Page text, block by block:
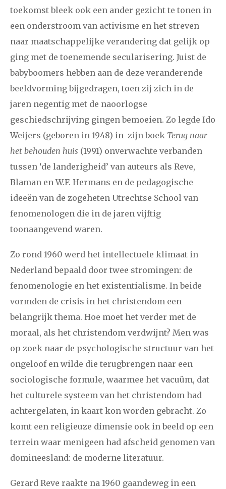
september oktober november december
2008
januari februari april mei juni juli
augustus september oktober november
2007
januari februari maart april mei
augustus september oktober november
december
april mei juni juli augustus september oktober
november december
toekomst bleek ook een ander gezicht te tonen in
een onderstroom van activisme en het streven
naar maatschappelijke verandering dat gelijk op
ging met de toenemende secularisering. Juist de
babyboomers hebben aan de deze veranderende
beeldvorming bijgedragen, toen zij zich in de
jaren negentig met de naoorlogse
geschiedschrijving gingen bemoeien. Zo legde Ido
Weijers (geboren in 1948) in zijn boek Terug naar
het behouden huis (1991) onverwachte verbanden
tussen ‘de landerigheid’ van auteurs als Reve,
Blaman en W.F. Hermans en de pedagogische
ideeën van de zogeheten Utrechtse School van
fenomenologen die in de jaren vijftig
toonaangevend waren.
Zo rond 1960 werd het intellectuele klimaat in
Nederland bepaald door twee stromingen: de
fenomenologie en het existentialisme. In beide
vormden de crisis in het christendom een
belangrijk thema. Hoe moet het verder met de
moraal, als het christendom verdwijnt? Men was
op zoek naar de psychologische structuur van het
ongeloof en wilde die terugbrengen naar een
sociologische formule, waarmee het vacuüm, dat
het culturele systeem van het christendom had
achtergelaten, in kaart kon worden gebracht. Zo
komt een religieuze dimensie ook in beeld op een
terrein waar menigeen had afscheid genomen van
domineesland: de moderne literatuur.
Gerard Reve raakte na 1960 gaandeweg in een